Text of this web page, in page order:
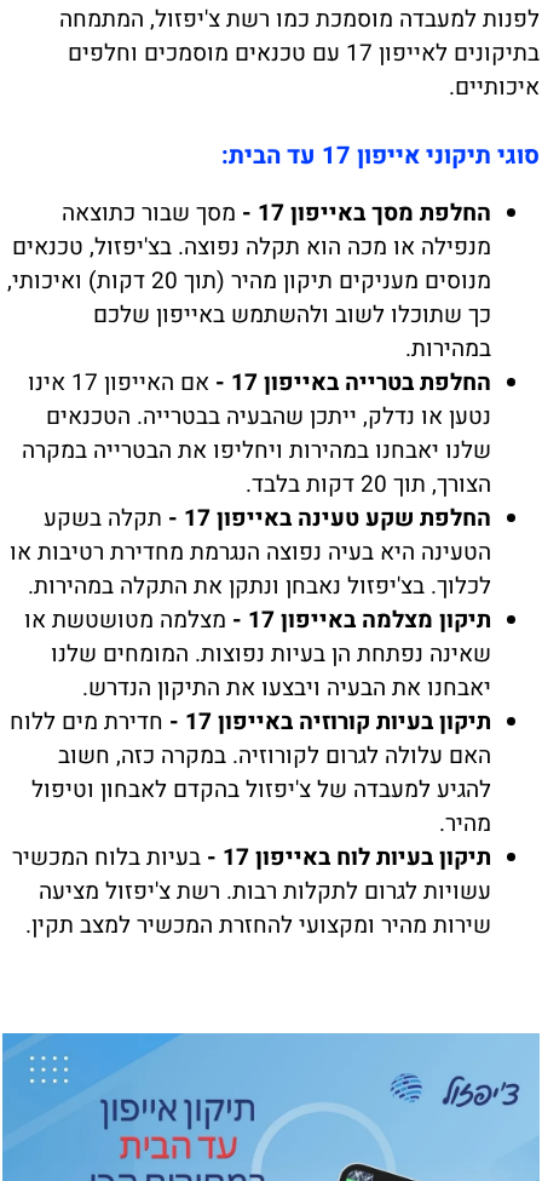
לפנות למעבדה מוסמכת כמו רשת צ'יפזול, המתמחה
בתיקונים לאייפון 17 עם טכנאים מוסמכים וחלפים
איכותיים.
סוגי תיקוני אייפון 17 עד הבית:
החלפת מסך באייפון 17 -
מסך שבור כתוצאה
מנפילה או מכה הוא תקלה נפוצה. בצ'יפזול, טכנאים
מנוסים מעניקים תיקון מהיר (תוך 20 דקות) ואיכותי,
כך שתוכלו לשוב ולהשתמש באייפון שלכם
במהירות.
החלפת בטרייה באייפון 17 -
אם האייפון 17 אינו
נטען או נדלק, ייתכן שהבעיה בבטרייה. הטכנאים
שלנו יאבחנו במהירות ויחליפו את הבטרייה במקרה
הצורך, תוך 20 דקות בלבד.
החלפת שקע טעינה באייפון 17 -
תקלה בשקע
הטעינה היא בעיה נפוצה הנגרמת מחדירת רטיבות או
לכלוך. בצ'יפזול נאבחן ונתקן את התקלה במהירות.
תיקון מצלמה באייפון 17 -
מצלמה מטושטשת או
שאינה נפתחת הן בעיות נפוצות. המומחים שלנו
יאבחנו את הבעיה ויבצעו את התיקון הנדרש.
תיקון בעיות קורוזיה באייפון 17 -
חדירת מים ללוח
האם עלולה לגרום לקורוזיה. במקרה כזה, חשוב
להגיע למעבדה של צ'יפזול בהקדם לאבחון וטיפול
מהיר.
תיקון בעיות לוח באייפון 17 -
בעיות בלוח המכשיר
עשויות לגרום לתקלות רבות. רשת צ'יפזול מציעה
שירות מהיר ומקצועי להחזרת המכשיר למצב תקין.